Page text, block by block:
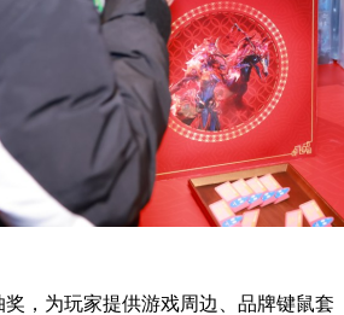
，为玩家提供游戏周边、品牌键鼠套